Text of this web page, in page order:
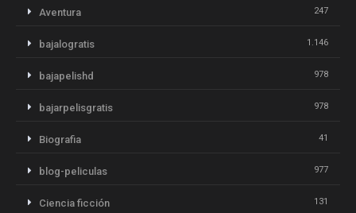
Aventura 247
bajalogratis 1.146
bajapelishd 978
bajarpelisgratis 978
Biografia 41
blog-peliculas 977
Ciencia ficción 131